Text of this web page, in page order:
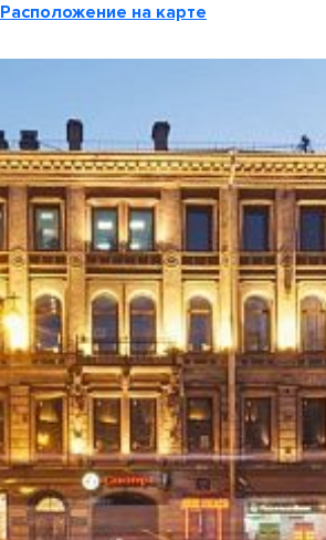
Расположение на карте